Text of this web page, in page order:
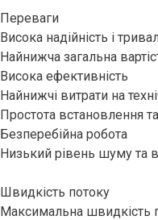
Переваги
Висока надійність і
Найнижча загальна
Висока ефективність
Найнижчі витрати на
Простота встановлення
Безперебійна робота
Низький рівень шуму та
Швидкість потоку
Максимальна швидкість